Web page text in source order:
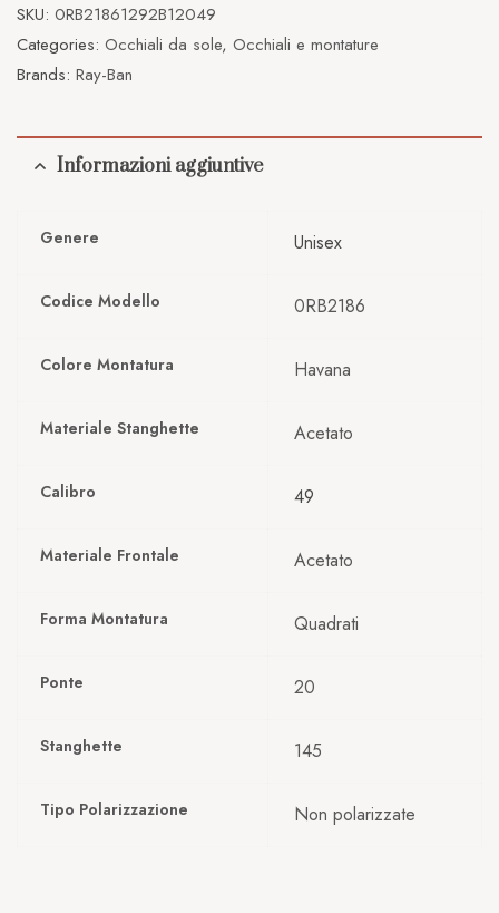
SKU: 0RB21861292B12049
Categories: Occhiali da sole, Occhiali e montature
Brands: Ray-Ban
Informazioni aggiuntive
Genere Unisex
Codice Modello 0RB2186
Colore Montatura Havana
Materiale Stanghette Acetato
Calibro 49
Materiale Frontale Acetato
Forma Montatura Quadrati
Ponte 20
Stanghette 145
Tipo Polarizzazione Non polarizzate